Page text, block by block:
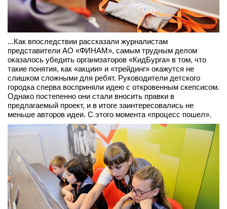
...Как впоследствии рассказали журналистам
представители АО «ФИНАМ», самым трудным делом
оказалось убедить организаторов «КидБурга» в том, что
такие понятия, как «акции» и «трейдинг» окажутся не
слишком сложными для ребят. Руководители детского
городка сперва восприняли идею с откровенным скепсисом.
Однако постепенно они стали вносить правки в
предлагаемый проект, и в итоге заинтересовались не
меньше авторов идеи. С этого момента «процесс пошел».